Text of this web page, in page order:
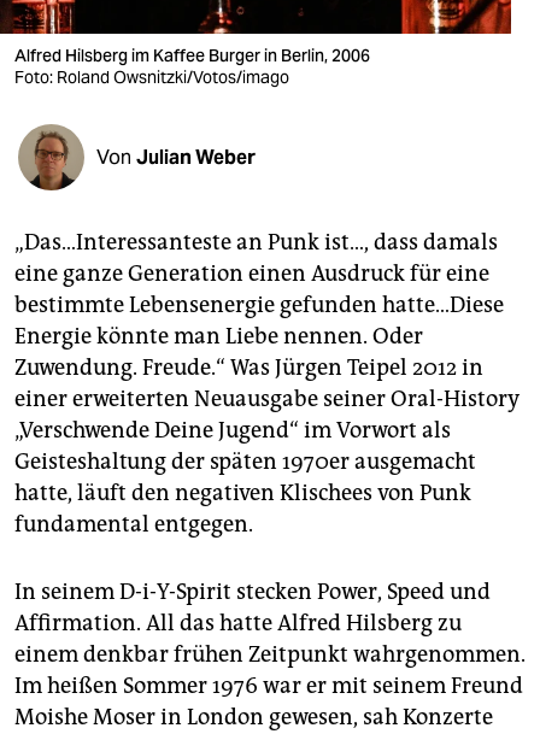
shop
fragen & hilfe
unterstützen
abo
genossenschaft
epaper login
Alfred Hilsberg im Kaffee Burger in Berlin, 2006
Foto: Roland Owsnitzki/Votos/imago
Von Julian Weber
„Das…Interessanteste an Punk ist…, dass damals
eine ganze Generation einen Ausdruck für eine
bestimmte Lebensenergie gefunden hatte…Diese
Energie könnte man Liebe nennen. Oder
Zuwendung. Freude.“ Was Jürgen Teipel 2012 in
einer erweiterten Neuausgabe seiner Oral-History
„Verschwende Deine Jugend“ im Vorwort als
Geisteshaltung der späten 1970er ausgemacht
hatte, läuft den negativen Klischees von Punk
fundamental entgegen.
In seinem D-i-Y-Spirit stecken Power, Speed und
Affirmation. All das hatte Alfred Hilsberg zu
einem denkbar frühen Zeitpunkt wahrgenommen.
Im heißen Sommer 1976 war er mit seinem Freund
Moishe Moser in London gewesen, sah Konzerte